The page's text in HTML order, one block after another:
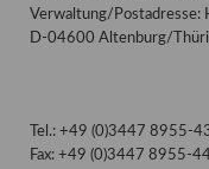
Verwaltung/Postadresse:
D-04600 Altenburg/
Tel.: +49 (0)3447 8955-
Fax: +49 (0)3447 8955-